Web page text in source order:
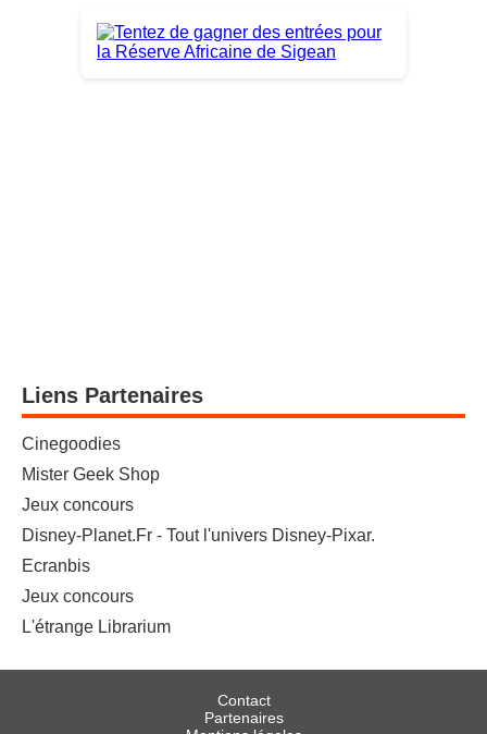
Liens Partenaires
Cinegoodies
Mister Geek Shop
Jeux concours
Disney-Planet.Fr - Tout l'univers Disney-Pixar.
Ecranbis
Jeux concours
L'étrange Librarium
Contact
Partenaires